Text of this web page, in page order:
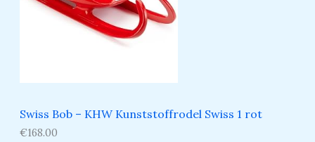
Swiss Bob – KHW Kunststoffrodel Swiss 1 rot
€168.00